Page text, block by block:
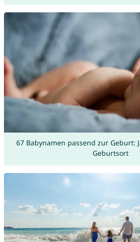
67 Babynamen passend zur Geburt:
Geburtsort